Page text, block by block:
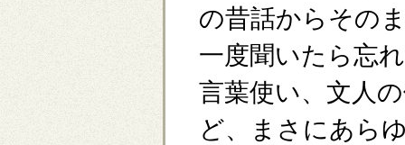
の昔話からその
一度聞いたら忘
言葉使い、文人
ど、まさにあら